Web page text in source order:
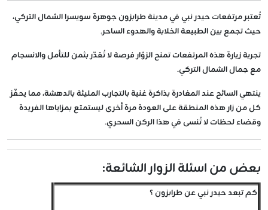
تُعتبر مرتفعات حيدر نبي في مدينة طرابزون جوهرة سويسرا الشمال التركي،
حيث تجمع بين الطبيعة الخلابة والهدوء الساحر.
تجربة زيارة هذه المرتفعات تمنح الزوّار فرصة لا تُقدّر بثمن للتأمل والانسجام
مع جمال الشمال التركي.
ينتهي السائح عند المغادرة بذاكرة غنية بالتجارب المليئة بالدهشة، مما يحفّز
كل من زار هذه المنطقة على العودة مرة أخرى ليستمتع بمزاياها الفريدة
وقضاء لحظات لا تُنسى في هذا الركن السحري.
بعض من اسئلة الزوار الشائعة:
كم تبعد حيدر نبي عن طرابزون ؟